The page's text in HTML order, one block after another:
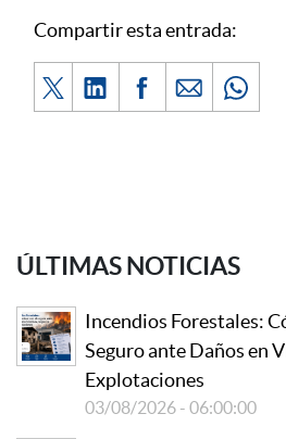
Compartir esta entrada:
ÚLTIMAS NOTICIAS
Incendios Forestales:
Seguro ante Daños en
Explotaciones
03/08/2026 - 06:00:00